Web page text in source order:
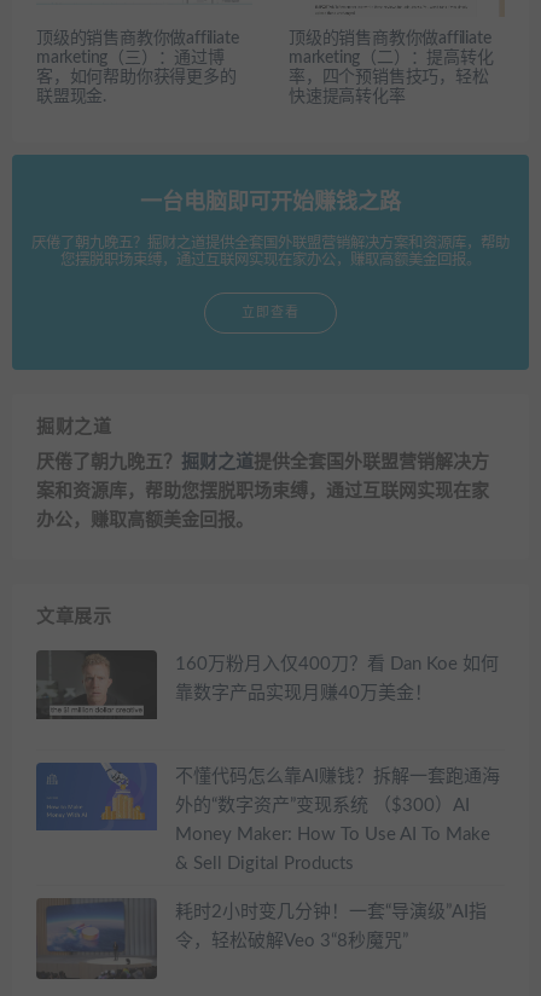
顶级的销售商教你做affiliate
marketing（三）：通过博
客，如何帮助你获得更多的
联盟现金.
顶级的销售商教你做affiliate
marketing（二）：提高转化
率，四个预销售技巧，轻松
快速提高转化率
一台电脑即可开始赚钱之路
厌倦了朝九晚五？掘财之道提供全套国外联盟营销解决方案和资源库，帮助
您摆脱职场束缚，通过互联网实现在家办公，赚取高额美金回报。
立即查看
掘财之道
厌倦了朝九晚五？ 掘财之道提供全套国外联盟营销解决方
案和资源库，帮助您摆脱职场束缚，通过互联网实现在家
办公，赚取高额美金回报。
文章展示
160万粉月入仅400刀？看 Dan Koe 如何
靠数字产品实现月赚40万美金！
不懂代码怎么靠AI赚钱？拆解一套跑通海
外的“数字资产”变现系统 （$300）AI
Money Maker: How To Use AI To Make
& Sell Digital Products
耗时2小时变几分钟！一套“导演级”AI指
令，轻松破解Veo 3“8秒魔咒”